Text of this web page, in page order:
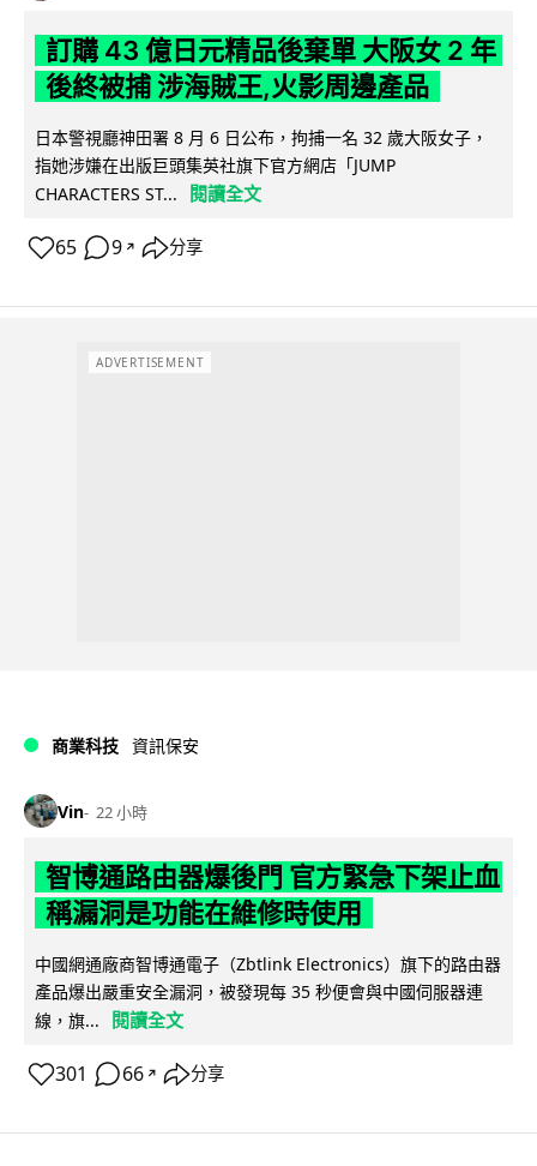
訂購 43 億日元精品後棄單 大阪女 2 年
後終被捕 涉海賊王,火影周邊產品
日本警視廳神田署 8 月 6 日公布，拘捕一名 32 歲大阪女子，
指她涉嫌在出版巨頭集英社旗下官方網店「JUMP
CHARACTERS ST...
閱讀全文
65 9 ↗ 分享
ADVERTISEMENT
商業科技 資訊保安
Vin 22 小時
智博通路由器爆後門 官方緊急下架止血
稱漏洞是功能在維修時使用
中國網通廠商智博通電子（Zbtlink Electronics）旗下的路由器
產品爆出嚴重安全漏洞，被發現每 35 秒便會與中國伺服器連
線，旗...
閱讀全文
301 66 ↗ 分享